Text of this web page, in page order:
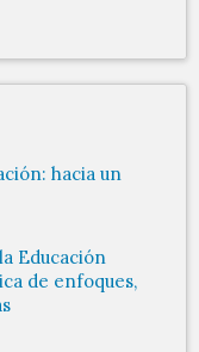
hacia un
Educación
de enfoques,